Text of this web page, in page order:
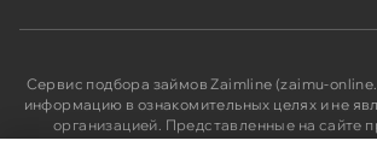
Сервис подбора займов Zaimline (zaimu-
информацию в ознакомительных целях и не
организацией. Представленные на сайте